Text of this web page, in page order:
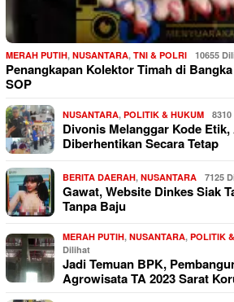
MERAH PUTIH, NUSANTARA, TNI & POLRI 10655
Penangkapan Kolektor Timah di
SOP
NUSANTARA, POLITIK & HUKUM
Divonis Melanggar Kode
Diberhentikan Secara Tetap
BERITA DAERAH, NUSANTARA 7125
Gawat, Website Dinkes Siak
Tanpa Baju
MERAH PUTIH, NUSANTARA, POLITIK
Dilihat
Jadi Temuan BPK,
Agrowisata TA 2023 Sarat